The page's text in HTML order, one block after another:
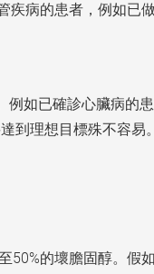
疾病的患者，例如已
例如已確診心臟病的
到理想目標殊不容易
50%的壞膽固醇。假